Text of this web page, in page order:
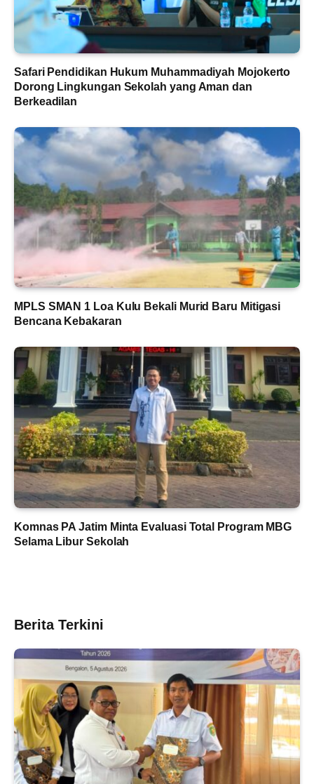
Safari Pendidikan Hukum Muhammadiyah Mojokerto
Dorong Lingkungan Sekolah yang Aman dan
Berkeadilan
MPLS SMAN 1 Loa Kulu Bekali Murid Baru Mitigasi
Bencana Kebakaran
Komnas PA Jatim Minta Evaluasi Total Program MBG
Selama Libur Sekolah
Berita Terkini